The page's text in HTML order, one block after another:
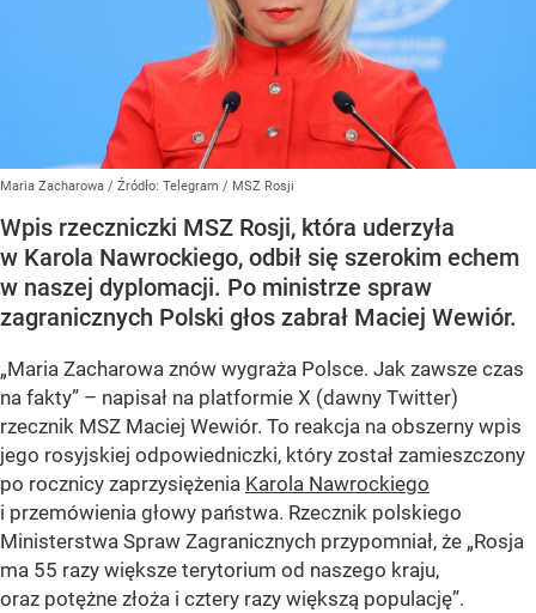
Maria Zacharowa / Źródło: Telegram / MSZ Rosji
Wpis rzeczniczki MSZ Rosji, która uderzyła
w Karola Nawrockiego, odbił się szerokim echem
w naszej dyplomacji. Po ministrze spraw
zagranicznych Polski głos zabrał Maciej Wewiór.
„Maria Zacharowa znów wygraża Polsce. Jak zawsze czas
na fakty” – napisał na platformie X (dawny Twitter)
rzecznik MSZ Maciej Wewiór. To reakcja na obszerny wpis
jego rosyjskiej odpowiedniczki, który został zamieszczony
po rocznicy zaprzysiężenia Karola Nawrockiego
i przemówienia głowy państwa. Rzecznik polskiego
Ministerstwa Spraw Zagranicznych przypomniał, że „Rosja
ma 55 razy większe terytorium od naszego kraju,
oraz potężne złoża i cztery razy większą populację”.